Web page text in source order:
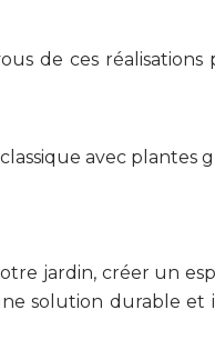
de ces
jardin, créer un
solution durable